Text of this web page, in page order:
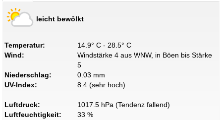
leicht bewölkt
Temperatur:
14.9° C - 28.5° C
Wind:
Windstärke 4 aus WNW, in Böen bis Stärke
5
Niederschlag:
0.03 mm
UV-Index:
8.4 (sehr hoch)
Luftdruck:
1017.5 hPa (Tendenz fallend)
Luftfeuchtigkeit:
33 %